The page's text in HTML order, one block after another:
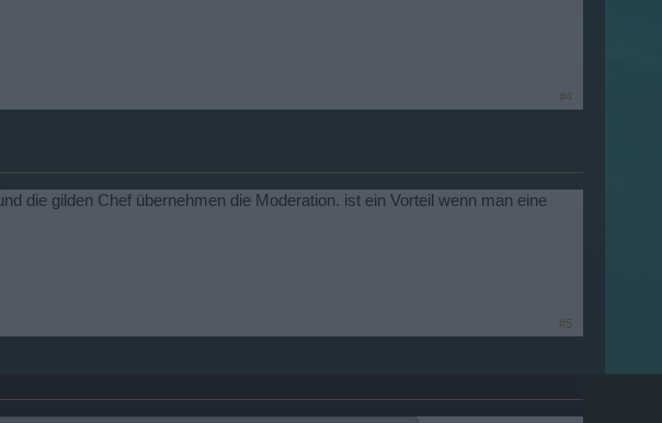
#4
die gilden Chef übernehmen die Moderation. ist ein Vorteil wenn man eine
#5